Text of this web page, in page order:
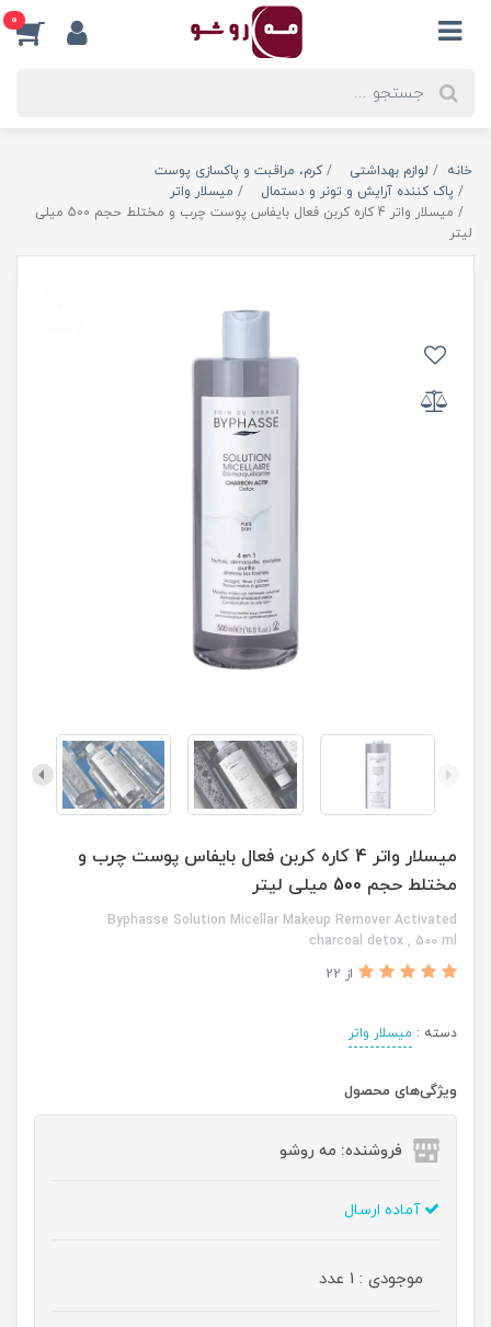
0
خانه لوازم بهداشتی
کرم، مراقبت و پاکسازی پوست
پاک کننده آرایش و تونر و دستمال
میسلار واتر
میسلار واتر 4 کاره کربن فعال بایفاس پوست چرب و مختلط حجم 500 میلی
لیتر
میسلار واتر 4 کاره کربن فعال بایفاس پوست چرب و
مختلط حجم 500 میلی لیتر
Byphasse Solution Micellar Makeup Remover Activated
charcoal detox , 500 ml
از 22
دسته : میسلار واتر
ویژگی‌های محصول
فروشنده: مه رو‌شو
آماده ارسال
موجودی : 1 عدد